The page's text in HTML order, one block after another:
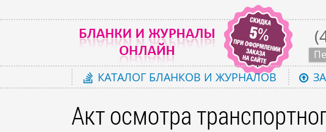
КАТАЛОГ БЛАНКОВ И ЖУРНАЛОВ
Акт осмотра